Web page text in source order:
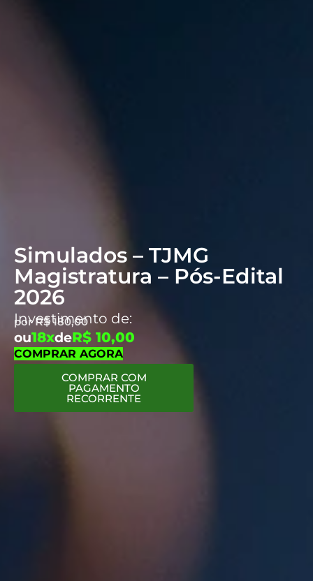
Simulados – TJMG
Magistratura – Pós-Edital
2026
Investimento de:
porR$180,00
ou18xdeR$ 10,00
COMPRAR AGORA
COMPRAR COM
PAGAMENTO
RECORRENTE